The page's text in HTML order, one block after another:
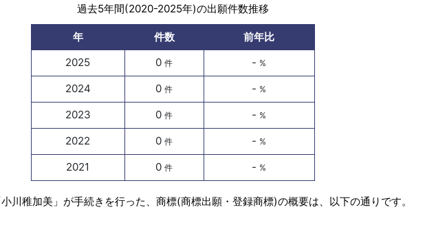
過去5年間(2020-2025年)の出願件数推移
年 件数
前年比
2025
0件 - %
2024 0件 - %
2023 0件 - %
2022 0件 - %
2021 0件 - %
川稚加美」が手続きを行った、商標(商標出願・登録商標)の概要は、以下の通りです。